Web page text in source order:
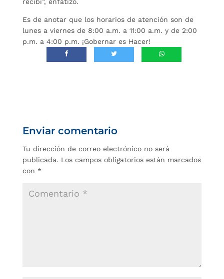
Es de anotar que los horarios de atención son de
lunes a viernes de 8:00 a.m. a 11:00 a.m. y de 2:00
p.m. a 4:00 p.m. ¡Gobernar es Hacer!
Enviar comentario
Tu dirección de correo electrónico no será
publicada. Los campos obligatorios están marcados
con *